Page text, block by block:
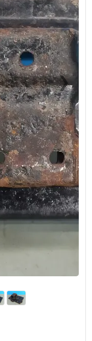
❯
Next